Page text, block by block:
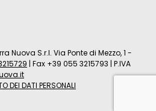
Nuova S.r.l. Via Ponte di Mezzo, 1 -
| Fax +39 055 3215793 | P.IVA
DEI DATI PERSONALI